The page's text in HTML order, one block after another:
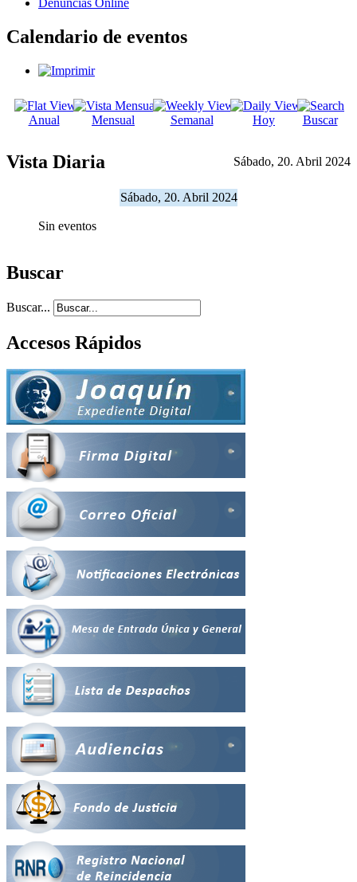
Denuncias Online
Calendario de eventos
Anual Mensual Semanal Hoy Buscar
Vista Diaria Sábado, 20. Abril 2024
Sábado, 20. Abril 2024
Sin eventos
Buscar
Buscar...
Accesos Rápidos